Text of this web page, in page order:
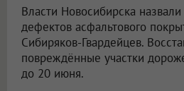
Власти Новосибирска
дефектов асфальтового
Сибиряков-Гвардейцев.
повреждённые участки
до 20 июня.